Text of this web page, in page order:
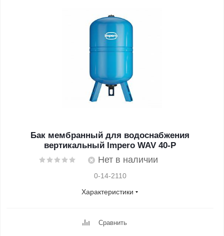
Бак мембранный для водоснабжения
вертикальный Impero WAV 40-P
Нет в наличии
0-14-2110
Характеристики
Сравнить